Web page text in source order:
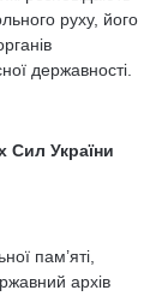
руху, його
державності.
Сил України
пам’яті,
архів